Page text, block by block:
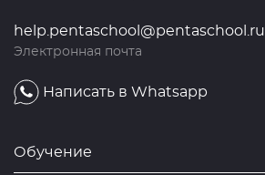
help.pentaschool@pentaschool.ru
Электронная почта
Написать в Whatsapp
Обучение